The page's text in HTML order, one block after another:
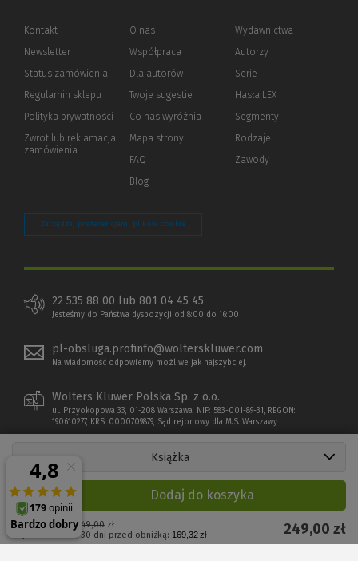
Książka
Cena regularna:249,00zł
Najniższa cena z 30 dni przed obniżką: 169,32 zł 249,00 zł
Dodaj do koszyka
Kontakt
Newsletter
Status zamówienia
Regulamin sklepu
Polityka prywatności (Nowe
(Link
innej
Zwrot lub reklamacja
zamówienia
O nas
Współpraca
Dla autorów(Nowe
(Link
innej
strony)
Twoje sugestie
Co nas wyróżnia
Mapa strony
FAQ
Blog
Wydawnictwa
Autorzy
Serie
Hasła LEX
Segmenty
Rodzaje
Zawody
Zarządzaj preferencjami plików cookie
22 535 88 00 lub 801 04 45 45
Jesteśmy do Państwa dyspozycji od 8:00 do 16:00
pl-obsluga.profinfo@wolterskluwer.com
Na wiadomość odpowiemy możliwe jak najszybciej.
Wolters Kluwer Polska Sp. z o.o.
ul. Przyokopowa 33, 01-208 Warszawa; NIP: 583-001-89-31, REGON:
190610277, KRS: 0000709879, Sąd rejonowy dla M.S. Warszawy